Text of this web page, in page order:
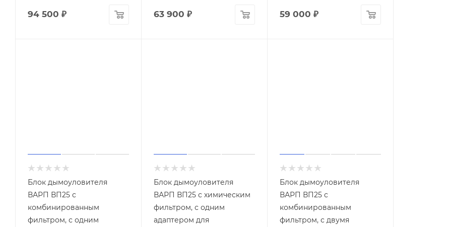
94 500 ₽ 63 900 ₽ 59 000 ₽
Блок дымоуловителя
ВАРП ВП25 с
комбинированным
фильтром, с одним
Блок дымоуловителя
ВАРП ВП25 с химическим
фильтром, с одним
адаптером для
Блок дымоуловителя
ВАРП ВП25 с
комбинированным
фильтром, с двумя